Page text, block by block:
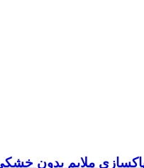
ملایم بدون